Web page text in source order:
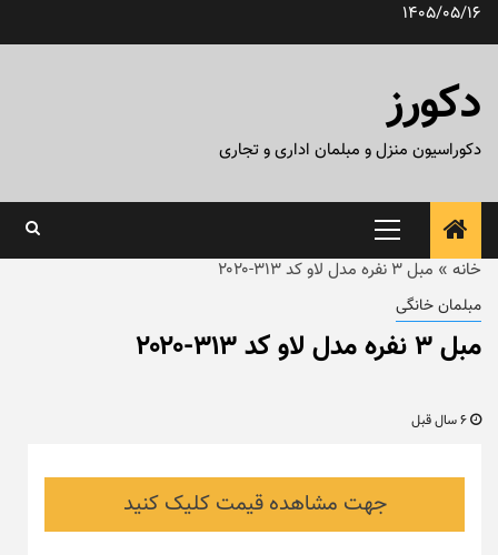
پرش1405/05/16
دکورز
دکوراسیون منزل و مبلمان اداری و تجاری
منوی
اصلی
خانه » مبل ۳ نفره مدل لاو کد ۳۱۳-۲۰۲۰
مبلمان خانگی
مبل ۳ نفره مدل لاو کد ۳۱۳-۲۰۲۰
جهت مشاهده قیمت کلیک کنید